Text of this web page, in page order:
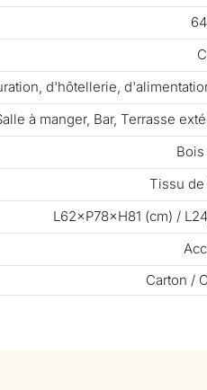
d'hôtellerie,
à manger, Bar, Terrasse
Tissu de
L62×P78×H81 (cm) /
Carton /